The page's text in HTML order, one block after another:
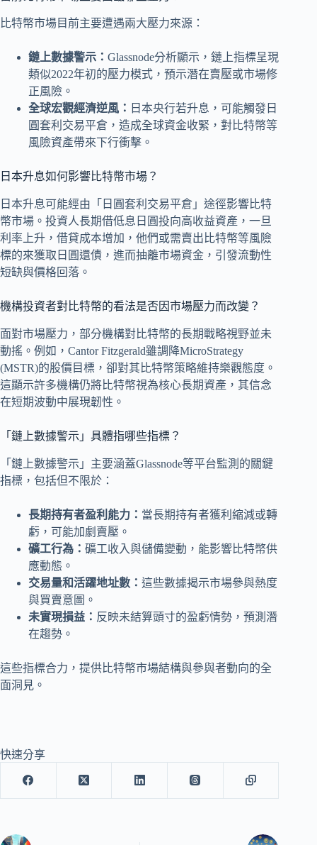
比特幣市場目前主要遭遇兩大壓力來源：
鏈上數據警示： Glassnode分析顯示，鏈上指標呈現
類似2022年初的壓力模式，預示潛在賣壓或市場修
正風險。
全球宏觀經濟逆風： 日本央行若升息，可能觸發日
圓套利交易平倉，造成全球資金收緊，對比特幣等
風險資產帶來下行衝擊。
日本升息如何影響比特幣市場？
日本升息可能經由「日圓套利交易平倉」途徑影響比特
幣市場。投資人長期借低息日圓投向高收益資產，一旦
利率上升，借貸成本增加，他們或需賣出比特幣等風險
標的來獲取日圓還債，進而抽離市場資金，引發流動性
短缺與價格回落。
機構投資者對比特幣的看法是否因市場壓力而改變？
面對市場壓力，部分機構對比特幣的長期戰略視野並未
動搖。例如，Cantor Fitzgerald雖調降MicroStrategy
(MSTR)的股價目標，卻對其比特幣策略維持樂觀態度。
這顯示許多機構仍將比特幣視為核心長期資產，其信念
在短期波動中展現韌性。
「鏈上數據警示」具體指哪些指標？
「鏈上數據警示」主要涵蓋Glassnode等平台監測的關鍵
指標，包括但不限於：
長期持有者盈利能力： 當長期持有者獲利縮減或轉
虧，可能加劇賣壓。
礦工行為： 礦工收入與儲備變動，能影響比特幣供
應動態。
交易量和活躍地址數： 這些數據揭示市場參與熱度
與買賣意圖。
未實現損益： 反映未結算頭寸的盈虧情勢，預測潛
在趨勢。
這些指標合力，提供比特幣市場結構與參與者動向的全
面洞見。
快速分享